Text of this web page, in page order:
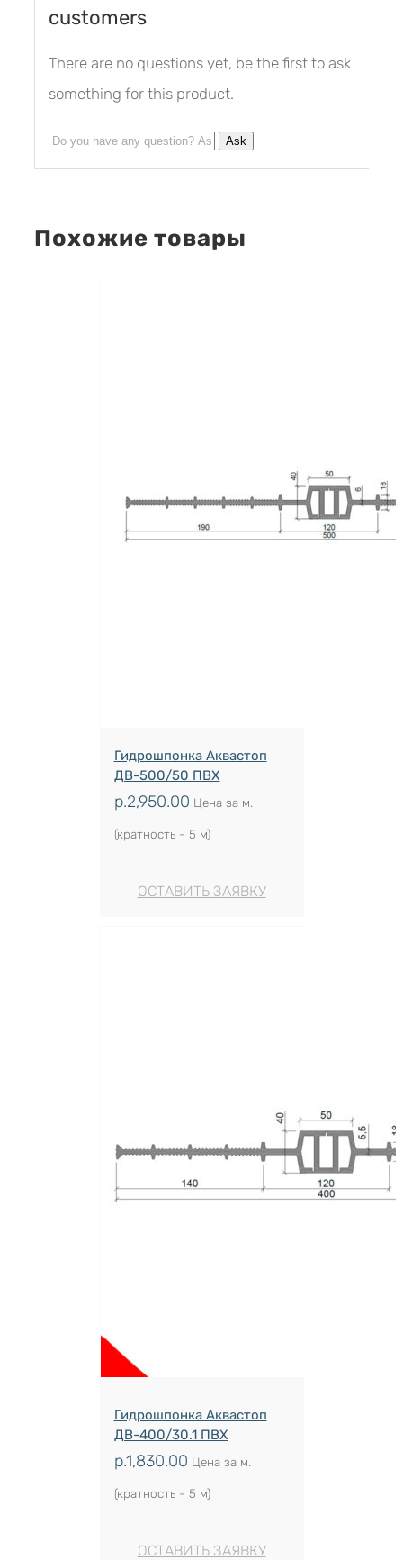
customers
There are no questions yet, be the first to ask
something for this product.
Похожие товары
Гидрошпонка Аквастоп
ДВ-500/50 ПВХ
р.2,950.00 Цена за м.
(кратность - 5 м)
ОСТАВИТЬ ЗАЯВКУ
Гидрошпонка Аквастоп
ДВ-400/30.1 ПВХ
р.1,830.00 Цена за м.
(кратность - 5 м)
ОСТАВИТЬ ЗАЯВКУ